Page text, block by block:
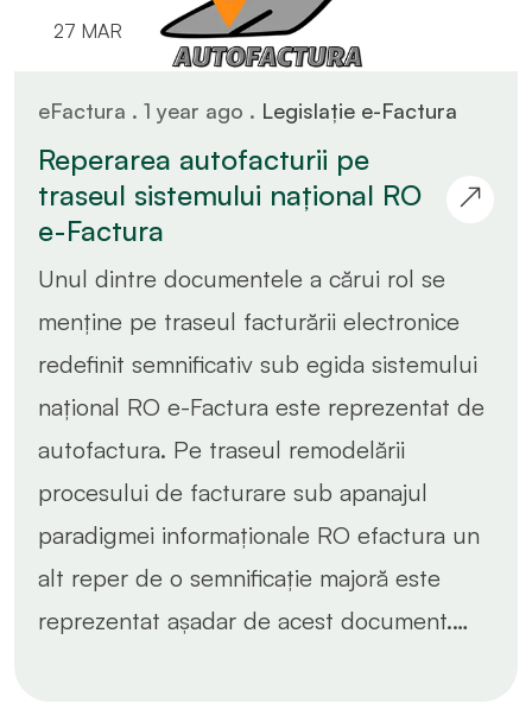
27 MAR
eFactura . 1 year ago . Legislație e-Factura
Reperarea autofacturii pe
traseul sistemului național RO
e-Factura
Unul dintre documentele a cărui rol se
menține pe traseul facturării electronice
redefinit semnificativ sub egida sistemului
național RO e-Factura este reprezentat de
autofactura. Pe traseul remodelării
procesului de facturare sub apanajul
paradigmei informaționale RO efactura un
alt reper de o semnificație majoră este
reprezentat așadar de acest document.…